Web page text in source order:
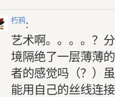
朽鸦:
艺术啊。。。。？
境隔绝了一层薄薄
者的感觉吗（？）
能用自己的丝线连